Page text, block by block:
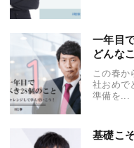
一年目
どんな
この春か
社おめで
準備を...
基礎こ